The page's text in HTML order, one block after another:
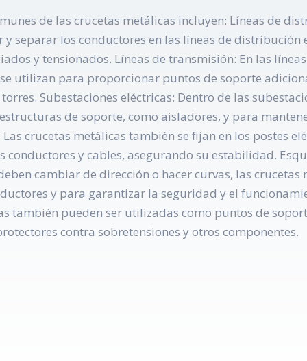
de las crucetas metálicas incluyen: Líneas de
separar los conductores en las líneas de distribución
y tensionados. Líneas de transmisión: En las
utilizan para proporcionar puntos de soporte
Subestaciones eléctricas: Dentro de las
de soporte, como aisladores, y para
crucetas metálicas también se fijan en los postes
y cables, asegurando su estabilidad.
cambiar de dirección o hacer curvas, las
y para garantizar la seguridad y el
también pueden ser utilizadas como puntos de
contra sobretensiones y otros componentes.